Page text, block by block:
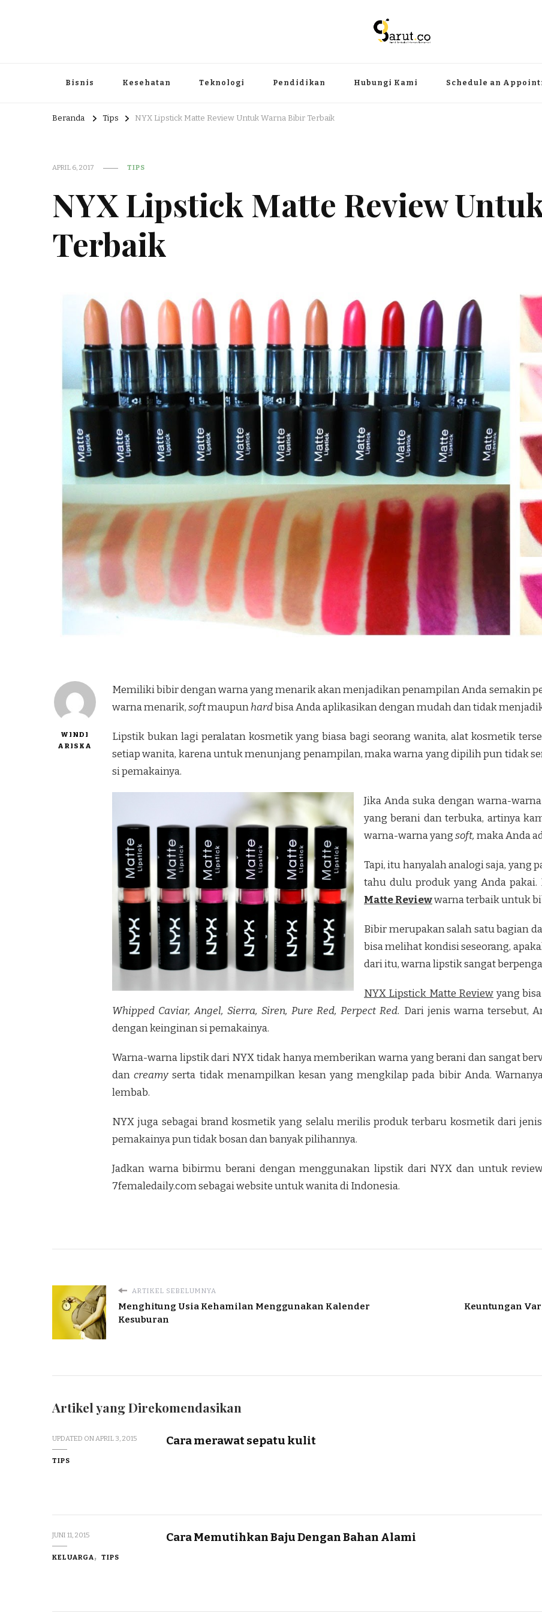
Bisnis Kesehatan Teknologi Pendidikan Hubungi Kami Schedule an
Beranda Tips NYX Lipstick Matte Review Untuk Warna Bibir Terbaik
APRIL 6, 2017 TIPS
NYX Lipstick Matte Review
Terbaik
WINDI
ARISKA
Memiliki bibir dengan warna yang menarik akan menjadikan penampilan Anda semakin
warna menarik,softmaupunhardbisa Anda aplikasikan dengan mudah dan tidak
Lipstik bukan lagi peralatan kosmetik yang biasa bagi seorang wanita, alat kosmetik
setiap wanita, karena untuk menunjang penampilan, maka warna yang dipilih pun tidak
si pemakainya.
Jika Anda suka dengan warna-
yang berani dan terbuka, artinya
warna-warna yangsoft, maka Anda
Tapi, itu hanyalah analogi saja, yang
tahu dulu produk yang Anda
Matte Reviewwarna terbaik untuk
Bibir merupakan salah satu bagian
bisa melihat kondisi seseorang,
dari itu, warna lipstik sangat
NYX Lipstick Matte Review yang
Whipped Caviar, Angel, Sierra, Siren, Pure Red, Perpect Red. Dari jenis warna tersebut,
dengan keinginan si pemakainya.
Warna-warna lipstik dari NYX tidak hanya memberikan warna yang berani dan sangat
dancreamyserta tidak menampilkan kesan yang mengkilap pada bibir Anda.
lembab.
NYX juga sebagai brand kosmetik yang selalu merilis produk terbaru kosmetik dari
pemakainya pun tidak bosan dan banyak pilihannya.
Jadkan warna bibirmu berani dengan menggunakan lipstik dari NYX dan untuk
7femaledaily.com sebagai website untuk wanita di Indonesia.
ARTIKEL SEBELUMNYA
Menghitung Usia Kehamilan Menggunakan Kalender
Kesuburan
Keuntungan
Artikel yang Direkomendasikan
UPDATED ON APRIL 3, 2015
TIPS
Cara merawat sepatu kulit
JUNI 11, 2015
KELUARGA TIPS
Cara Memutihkan Baju Dengan Bahan Alami